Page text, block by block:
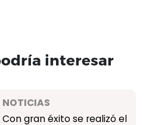
interesar
NOTICIAS
Con gran éxito se realizó el